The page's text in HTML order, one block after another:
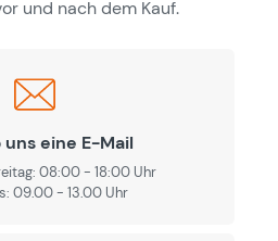
und nach dem Kauf.
eine E-Mail
08:00 - 18:00 Uhr
09.00 - 13.00 Uhr